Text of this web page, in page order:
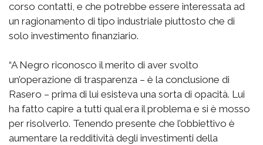
corso contatti, e che potrebbe essere interessata ad
un ragionamento di tipo industriale piuttosto che di
solo investimento finanziario.
“A Negro riconosco il merito di aver svolto
un’operazione di trasparenza – è la conclusione di
Rasero – prima di lui esisteva una sorta di opacità. Lui
ha fatto capire a tutti qual era il problema e si è mosso
per risolverlo. Tenendo presente che l’obbiettivo è
aumentare la redditività degli investimenti della